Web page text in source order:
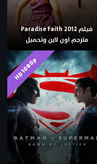
فيلم Paradise Faith 2012
مترجم اون لاين وتحميل
HD 1080p